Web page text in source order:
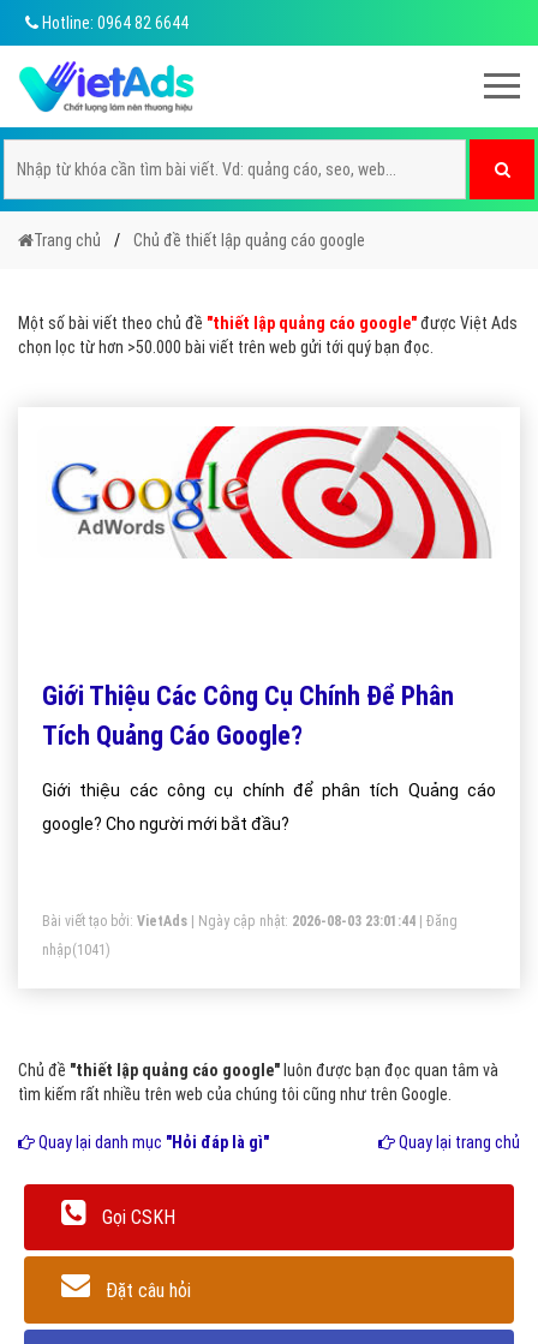
Hotline: 0964 82 6644
Trang chủ Chủ đề thiết lập quảng cáo google
Một số bài viết theo chủ đề "thiết lập quảng cáo google"được Việt Ads
chọn lọc từ hơn >50.000 bài viết trên web gửi tới quý bạn đọc.
Giới Thiệu Các Công Cụ Chính Để Phân
Tích Quảng Cáo Google?
Giới thiệu các công cụ chính để phân tích Quảng cáo
google? Cho người mới bắt đầu?
Bài viết tạo bởi: VietAds | Ngày cập nhật: 2026-08-03 23:01:44
Đăng
nhập(1041)
Chủ đề "thiết lập quảng cáo google" luôn được bạn đọc quan tâm và
tìm kiếm rất nhiều trên web của chúng tôi cũng như trên Google.
Quay lại danh mục "Hỏi đáp là gì" Quay lại trang chủ
Gọi CSKH
Đặt câu hỏi